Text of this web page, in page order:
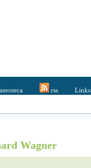
rss Links
Wagner